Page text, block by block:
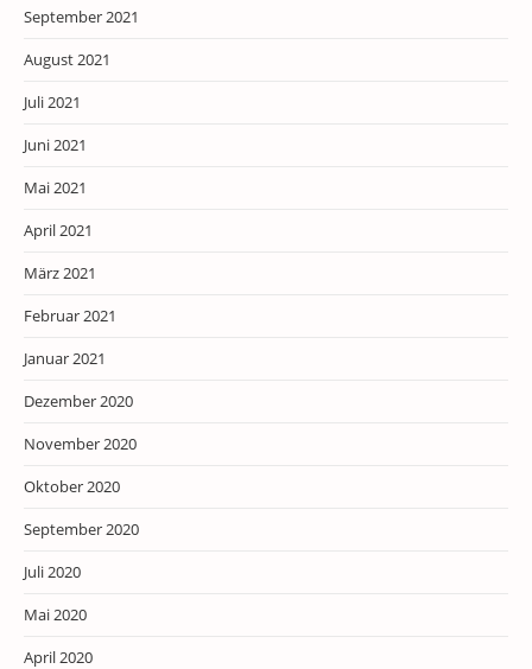
September 2021
August 2021
Juli 2021
Juni 2021
Mai 2021
April 2021
März 2021
Februar 2021
Januar 2021
Dezember 2020
November 2020
Oktober 2020
September 2020
Juli 2020
Mai 2020
April 2020